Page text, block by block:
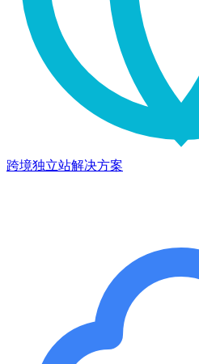
跨境独立站解决方案